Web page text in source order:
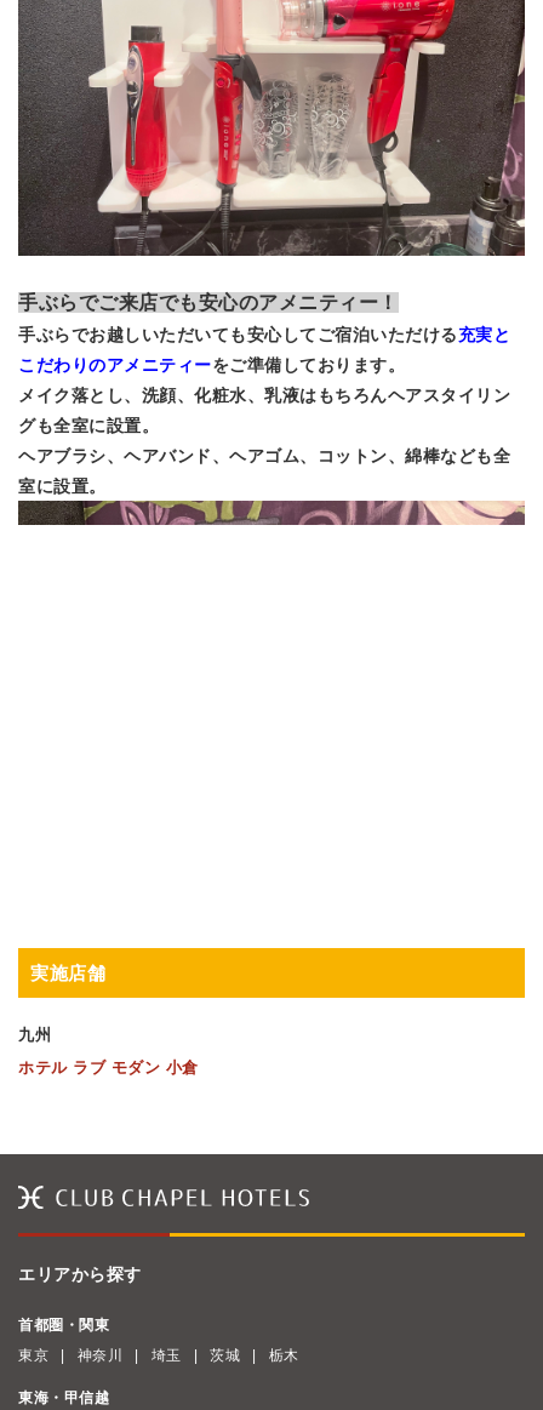
手ぶらでご来店でも安心のアメニティー！
手ぶらでお越しいただいても安心してご宿泊いただける充実と
こだわりのアメニティーをご準備しております。
メイク落とし、洗顔、 化粧水、 乳液はもちろんヘアスタイリン
グも全室に設置。
ヘアブラシ、ヘアバンド、ヘアゴム、コットン、綿棒なども全
室に設置。
実施店舗
九州
ホテル ラブ モダン 小倉
エリアから探す
首都圏・関東
東京
神奈川 埼玉 茨城 栃木
東海・甲信越